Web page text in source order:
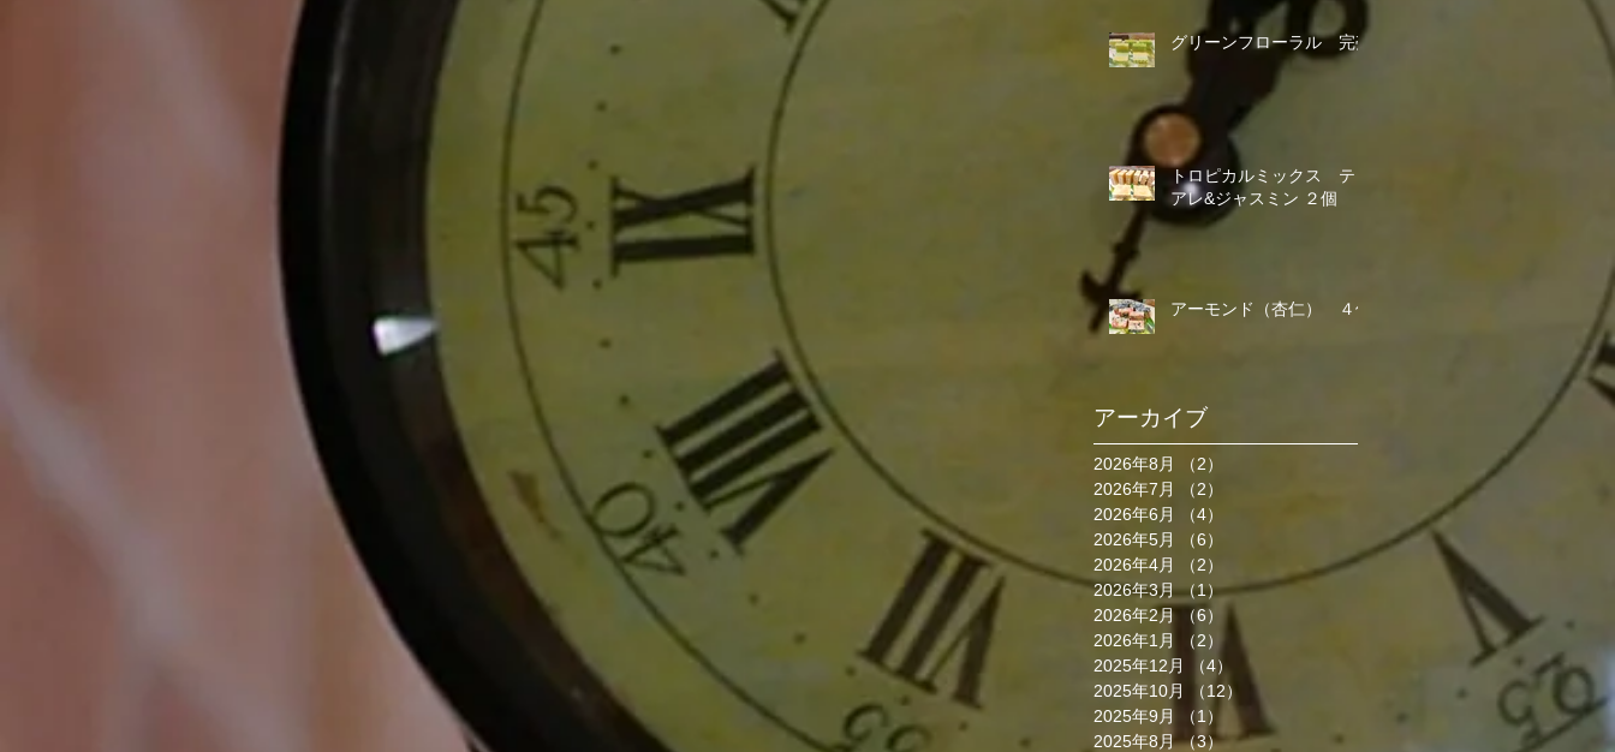
グリーンフローラル 完売
トロピカルミックス ティ
アレ&ジャスミン ２個
アーモンド（杏仁） ４個
アーカイブ
2026年8月 （2）
2026年7月
（2）
2026年6月
（4）
2026年5月
（6）
2026年4月
（2）
2026年3月 （1）1件の記事
2026年2月
（6）
6件の記事
2026年1月
（2）
2025年12月
（4）
4件の記事
2025年10月
（12）
12件の記事
2025年9月
（1）
1件の記事
2025年8月 （3）3件の記事